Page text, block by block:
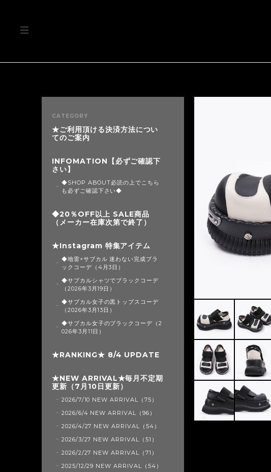
CATEGORY
★ご利用頂ける決済方法につい
てのご案内
INFOMATION【必ずご確認下
さい】
◆SHOP ABOUT必読の上でこちら
も必ずご確認下さい◆
◆20％OFF以上 SALE商品
（メーカー在庫次第で終了）
★Instagram 特集アイテム
◆地雷×サブカル 迷わない完成ブラ
ックコーデ（4月3日）
◆サブカルシャツでブラックコーデ
（2026年3月19日）
◆サブカル女子の黒トップスコーデ
（2026年3月13日）
◆サブカル女子のブラックコーデ（2
026年3月11日）
★RANKING★ 8/4 UPDATE
★NEW ARRIVAL★毎月不定期
更新（7月10日更新）
2026/7/10 NEW ARRIVAL（75）
2026/6/4 NEW ARRIVAL（96）
2026/4/27 NEW ARRIVAL（54）
2026/3/27 NEW ARRIVAL（51）
2026/2/27 NEW ARRIVAL（71）
2025/12/29 NEW ARRIVAL（54）